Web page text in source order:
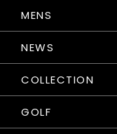
MENS
NEWS
COLLECTION
GOLF